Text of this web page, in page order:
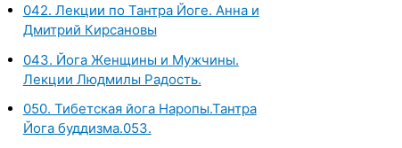
042. Лекции по Тантра Йоге. Анна и
Дмитрий Кирсановы
043. Йога Женщины и Мужчины.
Лекции Людмилы Радость.
050. Тибетская йога Наропы.Тантра
Йога буддизма.053.